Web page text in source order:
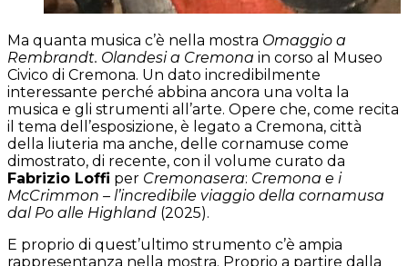
Ma quanta musica c’è nella mostra Omaggio a
Rembrandt. Olandesi a Cremona in corso al Museo
Civico di Cremona. Un dato incredibilmente
interessante perché abbina ancora una volta la
musica e gli strumenti all’arte. Opere che, come recita
il tema dell’esposizione, è legato a Cremona, città
della liuteria ma anche, delle cornamuse come
dimostrato, di recente, con il volume curato da
Fabrizio Loffi per Cremonasera: Cremona e i
McCrimmon – l’incredibile viaggio della cornamusa
dal Po alle Highland (2025).
E proprio di quest’ultimo strumento c’è ampia
rappresentanza nella mostra. Proprio a partire dalla